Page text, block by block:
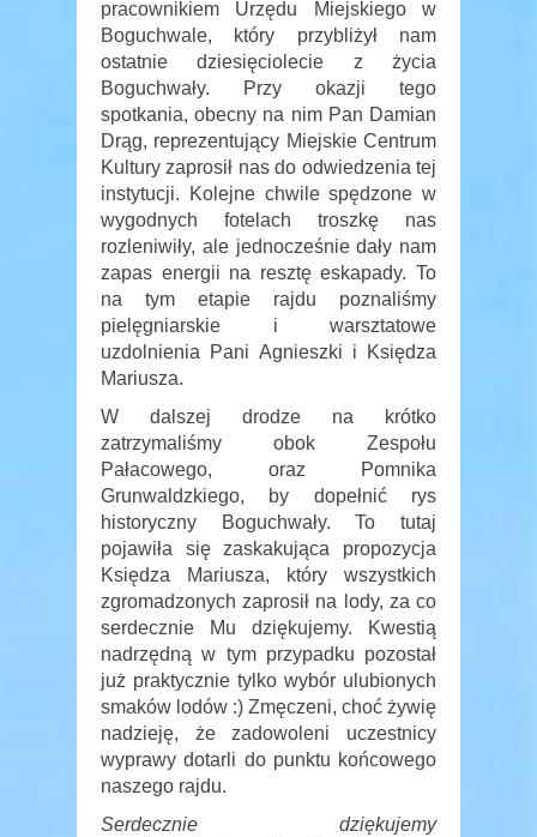
pracownikiem Urzędu Miejskiego w
Boguchwale, który przybliżył nam
ostatnie dziesięciolecie z życia
Boguchwały. Przy okazji tego
spotkania, obecny na nim Pan Damian
Drąg, reprezentujący Miejskie Centrum
Kultury zaprosił nas do odwiedzenia tej
instytucji. Kolejne chwile spędzone w
wygodnych fotelach troszkę nas
rozleniwiły, ale jednocześnie dały nam
zapas energii na resztę eskapady. To
na tym etapie rajdu poznaliśmy
pielęgniarskie i warsztatowe
uzdolnienia Pani Agnieszki i Księdza
Mariusza.
W dalszej drodze na krótko
zatrzymaliśmy obok Zespołu
Pałacowego, oraz Pomnika
Grunwaldzkiego, by dopełnić rys
historyczny Boguchwały. To tutaj
pojawiła się zaskakująca propozycja
Księdza Mariusza, który wszystkich
zgromadzonych zaprosił na lody, za co
serdecznie Mu dziękujemy. Kwestią
nadrzędną w tym przypadku pozostał
już praktycznie tylko wybór ulubionych
smaków lodów :) Zmęczeni, choć żywię
nadzieję, że zadowoleni uczestnicy
wyprawy dotarli do punktu końcowego
naszego rajdu.
Serdecznie dziękujemy